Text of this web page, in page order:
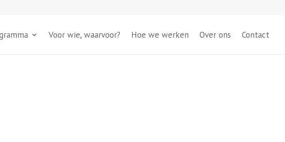
Voor wie, waarvoor? Hoe we werken Over ons Contact